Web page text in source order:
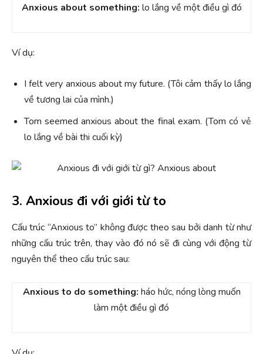
Anxious about something: lo lắng về một điều gì đó
Ví dụ:
I felt very anxious about my future. (Tôi cảm thấy lo lắng
về tương lai của mình.)
Tom seemed anxious about the final exam. (Tom có vẻ
lo lắng về bài thi cuối kỳ)
3. Anxious đi với giới từ to
Cấu trúc “Anxious to” không được theo sau bởi danh từ như
những cấu trúc trên, thay vào đó nó sẽ đi cùng với động từ
nguyên thể theo cấu trúc sau:
Anxious to do something: háo hức, nóng lòng muốn
làm một điều gì đó